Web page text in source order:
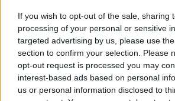
If you wish to opt-out of the sale, sharing
processing of your personal or sensitive
targeted advertising by us, please use
section to confirm your selection. Please
opt-out request is processed you may
interest-based ads based on personal
us or personal information disclosed to
31 de juliol de 2026
Blaumut lidera el
Festes
31 de juliol de 2026